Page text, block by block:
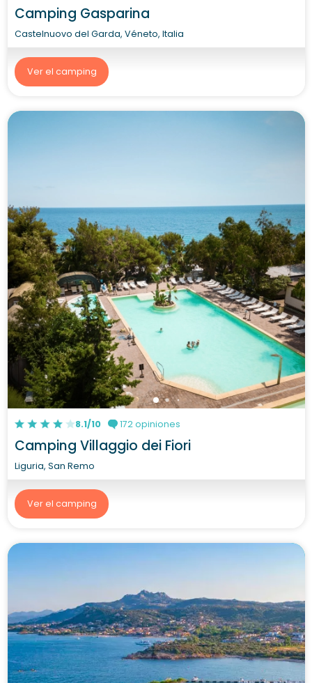
Camping Gasparina
Castelnuovo del Garda, Véneto, Italia
Ver el camping
8.1/10 172 opiniones
Camping Villaggio dei Fiori
Liguria, San Remo
Ver el camping